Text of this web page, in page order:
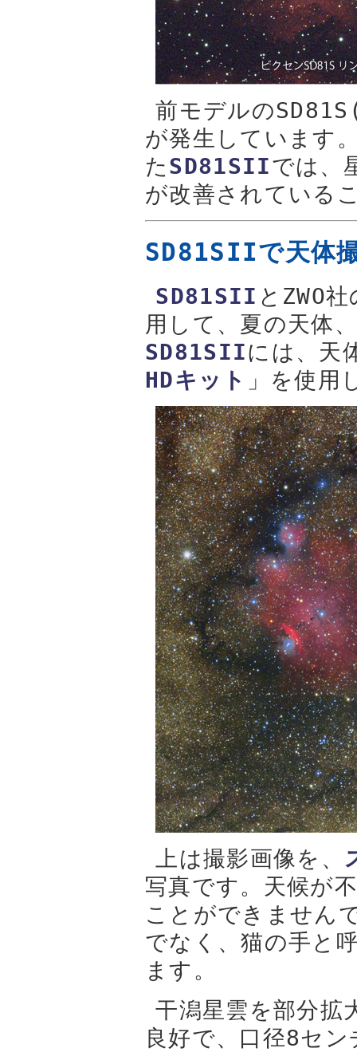
前モデルの
が発生しています
たSD81SIIでは、
が改善されている
SD81SIIで天体
SD81SII とZWO
用して、夏の天体
SD81SIIには、天
HDキット 」を使用
上は撮影画像を、
写真です。天候が
ことができません
でなく、猫の手と
ます。
干潟星雲を部分拡
良好で、口径8セ